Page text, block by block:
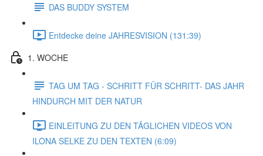
DAS BUDDY SYSTEM
Entdecke deine JAHRESVISION (131:39)
1. WOCHE
TAG UM TAG - SCHRITT FÜR SCHRITT- DAS JAHR
HINDURCH MIT DER NATUR
EINLEITUNG ZU DEN TÄGLICHEN VIDEOS VON
ILONA SELKE ZU DEN TEXTEN (6:09)